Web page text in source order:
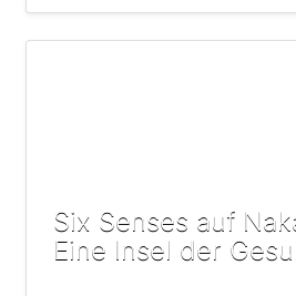
Six Senses auf
Eine Insel der